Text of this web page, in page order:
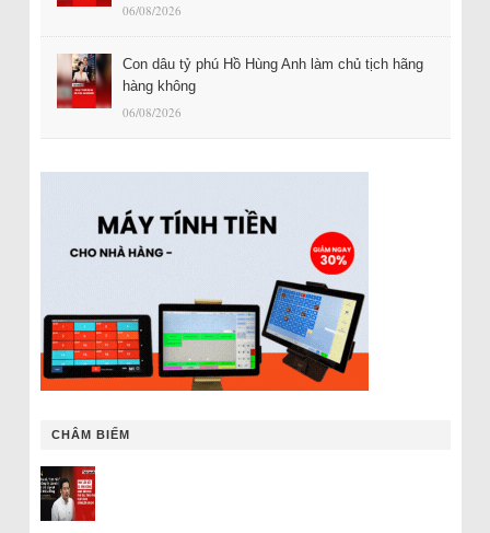
06/08/2026
Con dâu tỷ phú Hồ Hùng Anh làm chủ tịch hãng
hàng không
06/08/2026
CHÂM BIẾM